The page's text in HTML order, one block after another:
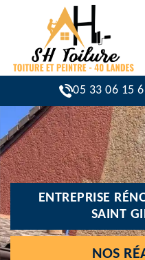
05 33 06 15
ENTREPRISE
SAINT
NOS